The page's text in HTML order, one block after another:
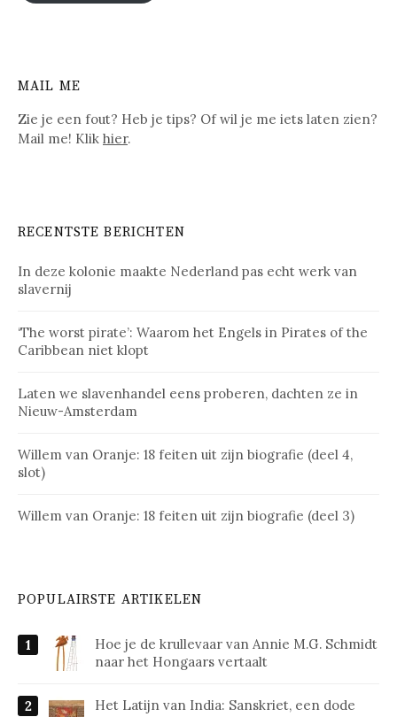
MAIL ME
Zie je een fout? Heb je tips? Of wil je me iets laten zien?
Mail me! Klik hier.
RECENTSTE BERICHTEN
In deze kolonie maakte Nederland pas echt werk van
slavernij
‘The worst pirate’: Waarom het Engels in Pirates of the
Caribbean niet klopt
Laten we slavenhandel eens proberen, dachten ze in
Nieuw-Amsterdam
Willem van Oranje: 18 feiten uit zijn biografie (deel 4,
slot)
Willem van Oranje: 18 feiten uit zijn biografie (deel 3)
POPULAIRSTE ARTIKELEN
Hoe je de krullevaar van Annie M.G. Schmidt
naar het Hongaars vertaalt
Het Latijn van India: Sanskriet, een dode